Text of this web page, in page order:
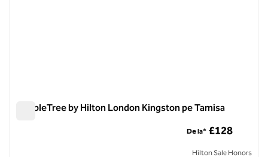
DoubleTree by Hilton London Kingston pe Tamisa
De la* £128
Hilton Sale Honors